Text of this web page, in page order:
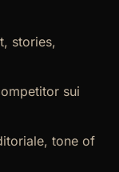
stories,
sui
tone of